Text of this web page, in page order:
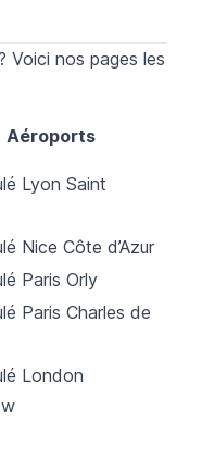
Voici nos pages les
Aéroports
Lyon Saint
Nice Côte d’Azur
Paris Orly
Paris Charles de
London